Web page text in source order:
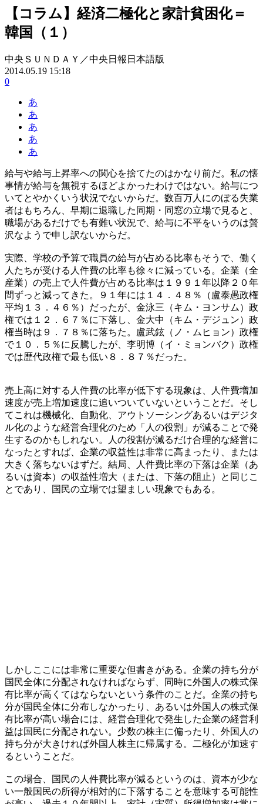
【コラム】経済二極化と家計貧困化＝
韓国（１）
中央ＳＵＮＤＡＹ／中央日報日本語版
2014.05.19 15:18
0
あ
あ
あ
あ
あ
給与や給与上昇率への関心を捨てたのはかなり前だ。私の懐
事情が給与を無視するほどよかったわけではない。給与につ
いてとやかくいう状況でないからだ。数百万人にのぼる失業
者はもちろん、早期に退職した同期・同窓の立場で見ると、
職場があるだけでも有難い状況で、給与に不平をいうのは贅
沢なようで申し訳ないからだ。
実際、学校の予算で職員の給与が占める比率もそうで、働く
人たちが受ける人件費の比率も徐々に減っている。企業（全
産業）の売上で人件費が占める比率は１９９１年以降２０年
間ずっと減ってきた。９１年には１４．４８％（盧泰愚政権
平均１３．４６％）だったが、金泳三（キム・ヨンサム）政
権では１２．６７％に下落し、金大中（キム・デジュン）政
権当時は９．７８％に落ちた。盧武鉉（ノ・ムヒョン）政権
で１０．５％に反騰したが、李明博（イ・ミョンバク）政権
では歴代政権で最も低い８．８７％だった。
売上高に対する人件費の比率が低下する現象は、人件費増加
速度が売上増加速度に追いついていないということだ。そし
てこれは機械化、自動化、アウトソーシングあるいはデジタ
ル化のような経営合理化のため「人の役割」が減ることで発
生するのかもしれない。人の役割が減るだけ合理的な経営に
なったとすれば、企業の収益性は非常に高まったり、または
大きく落ちないはずだ。結局、人件費比率の下落は企業（あ
るいは資本）の収益性増大（または、下落の阻止）と同じこ
とであり、国民の立場では望ましい現象でもある。
しかしここには非常に重要な但書きがある。企業の持ち分が
国民全体に分配されなければならず、同時に外国人の株式保
有比率が高くてはならないという条件のことだ。企業の持ち
分が国民全体に分布しなかったり、あるいは外国人の株式保
有比率が高い場合には、経営合理化で発生した企業の経営利
益は国民に分配されない。少数の株主に偏ったり、外国人の
持ち分が大きければ外国人株主に帰属する。二極化が加速す
るということだ。
この場合、国民の人件費比率が減るというのは、資本が少な
い一般国民の所得が相対的に下落することを意味する可能性